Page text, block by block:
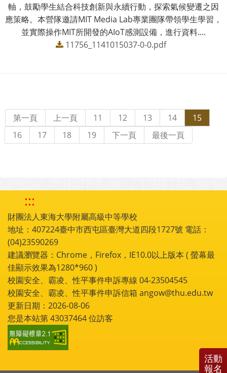
軸，鼓勵學生結合科技創新與永續行動，探索氣候變遷之因
應策略。本營隊邀請MIT Media Lab專業團隊帶領學生學習，
並實際操作MIT所開發的AIoT感測設備，進行資料....
11756_1141015037-0-0.pdf
第一頁 上一頁 11 12 13 14
15
16
17 18 19 下一頁 最後一頁
:::
財團法人東海大學附屬高級中等學校
地址：407224臺中市西屯區臺灣大道四段1727號 電話：
(04)23590269
建議瀏覽器：Chrome，Firefox，IE10.0以上版本 ( 螢幕最
佳顯示效果為1280*960 )
校園安全、霸凌、性平事件申訴專線 04-23504545
校園安全、霸凌、性平事件申訴信箱 angow@thu.edu.tw
更新日期：2026-08-06
您是本站第43037464位訪客
活動
報名